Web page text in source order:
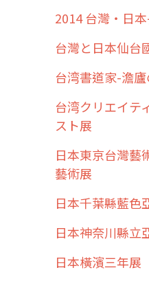
2014 台灣・日
台灣と日本仙台
台湾書道家-澹
台湾クリエイテ
スト展
日本東京台灣藝
藝術展
日本千葉縣藍色
日本神奈川縣立
日本橫濱三年展